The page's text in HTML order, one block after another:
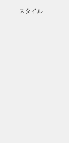
スタイル